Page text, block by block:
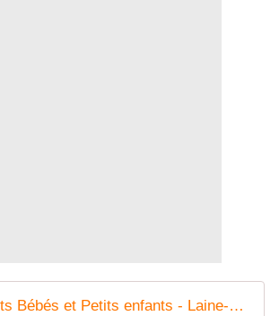
Patrons gratuits Bébés et Petits enfants - Laine-et-Chiffons